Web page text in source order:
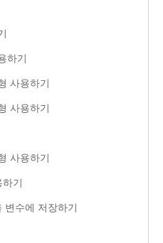
하기
사용하기
사용하기
사용하기
기
변수에 저장하기